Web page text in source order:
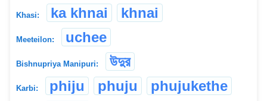
Khasi: ka khnai khnai
Meeteilon: uchee
Bishnupriya Manipuri: উদুর
Karbi: phiju phuju phujukethe